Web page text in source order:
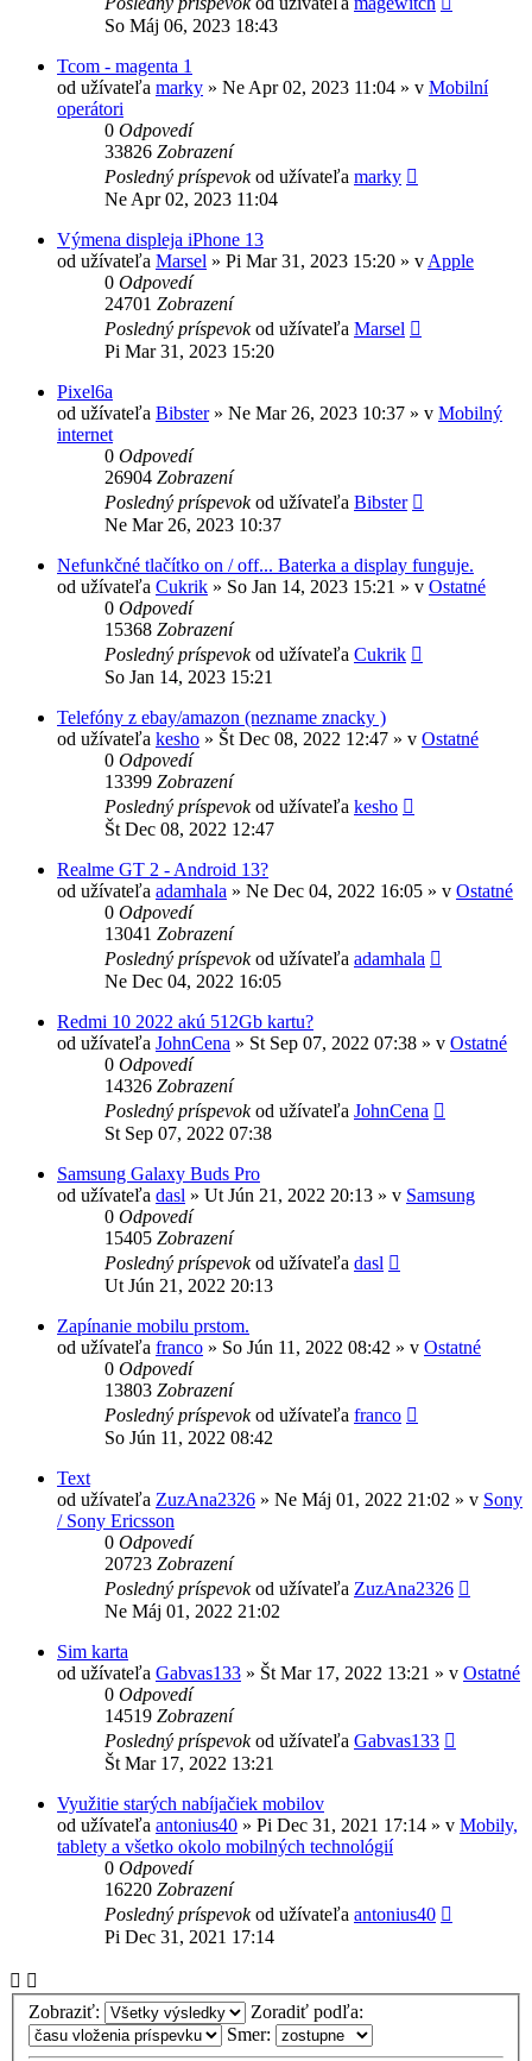
So Máj 06, 2023 18:43
Tcom - magenta 1
od užívateľa marky » Ne Apr 02, 2023 11:04 » v Mobilní
operátori
0 Odpovedí
33826 Zobrazení
Posledný príspevokod užívateľa marky
Ne Apr 02, 2023 11:04
Výmena displeja iPhone 13
od užívateľa Marsel » Pi Mar 31, 2023 15:20 » v Apple
0 Odpovedí
24701 Zobrazení
Posledný príspevokod užívateľa Marsel
Pi Mar 31, 2023 15:20
Pixel6a
od užívateľa Bibster» Ne Mar 26, 2023 10:37 » v Mobilný
internet
0 Odpovedí
26904 Zobrazení
Posledný príspevokod užívateľa Bibster
Ne Mar 26, 2023 10:37
Nefunkčné tlačítko on / off... Baterka a display funguje.
od užívateľa Cukrik » So Jan 14, 2023 15:21 » v Ostatné
0 Odpovedí
15368 Zobrazení
Posledný príspevokod užívateľa Cukrik
So Jan 14, 2023 15:21
Telefóny z ebay/amazon (nezname znacky )
od užívateľa kesho » Št Dec 08, 2022 12:47 » v Ostatné
0 Odpovedí
13399 Zobrazení
Posledný príspevokod užívateľa kesho
Št Dec 08, 2022 12:47
Realme GT 2 - Android 13?
od užívateľa adamhala » Ne Dec 04, 2022 16:05 » v Ostatné
0 Odpovedí
13041 Zobrazení
Posledný príspevokod užívateľa adamhala
Ne Dec 04, 2022 16:05
Redmi 10 2022 akú 512Gb kartu?
od užívateľa JohnCena » St Sep 07, 2022 07:38 » v Ostatné
0 Odpovedí
14326 Zobrazení
Posledný príspevokod užívateľa JohnCena
St Sep 07, 2022 07:38
Samsung Galaxy Buds Pro
od užívateľa dasl » Ut Jún 21, 2022 20:13 » v Samsung
0 Odpovedí
15405 Zobrazení
Posledný príspevokod užívateľa dasl
Ut Jún 21, 2022 20:13
Zapínanie mobilu prstom.
od užívateľa franco » So Jún 11, 2022 08:42 » v Ostatné
0 Odpovedí
13803 Zobrazení
Posledný príspevokod užívateľa franco
So Jún 11, 2022 08:42
Text
od užívateľa ZuzAna2326 » Ne Máj 01, 2022 21:02 » v Sony
/ Sony Ericsson
0 Odpovedí
20723 Zobrazení
Posledný príspevokod užívateľa ZuzAna2326
Ne Máj 01, 2022 21:02
Sim karta
od užívateľa Gabvas133 » Št Mar 17, 2022 13:21 » v Ostatné
0 Odpovedí
14519 Zobrazení
Posledný príspevokod užívateľa Gabvas133
Št Mar 17, 2022 13:21
Využitie starých nabíjačiek mobilov
od užívateľa antonius40 » Pi Dec 31, 2021 17:14 » v Mobily,
tablety a všetko okolo mobilných technológií
0 Odpovedí
16220 Zobrazení
Posledný príspevokod užívateľa antonius40
Pi Dec 31, 2021 17:14
Zobraziť:
Zoradiť podľa:
Smer: